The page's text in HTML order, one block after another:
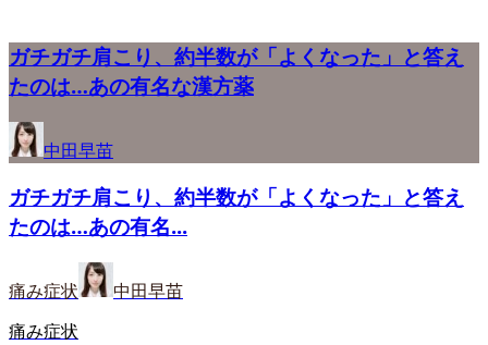
ガチガチ肩こり、約半数が「よくなった」と答え
たのは…あの有名な漢方薬
中田早苗
ガチガチ肩こり、約半数が「よくなった」と答え
たのは…あの有名...
痛み症状 中田早苗
痛み症状